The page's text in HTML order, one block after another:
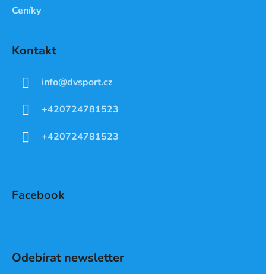
Ceníky
Kontakt
info@dvsport.cz
+420724781523
+420724781523
Facebook
Odebírat newsletter